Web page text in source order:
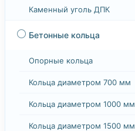
Каменный уголь ДПК
⚪ Бетонные кольца
Опорные кольца
Кольца диаметром 700 мм
Кольца диаметром 1000 мм
Кольца диаметром 1500 мм